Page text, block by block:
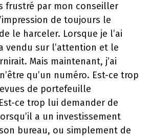
frustré par mon conseiller
de toujours le
le harceler. Lorsque je l’ai
vendu sur l’attention et le
Mais maintenant, j’ai
qu’un numéro. Est-ce trop
de portefeuille
ce trop lui demander de
a un investissement
bureau, ou simplement de